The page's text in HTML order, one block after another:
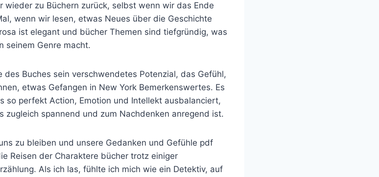
wieder zu Büchern zurück, selbst wenn wir das Ende
wenn wir lesen, etwas Neues über die Geschichte
ist elegant und bücher Themen sind tiefgründig, was
seinem Genre macht.
Buches sein verschwendetes Potenzial, das Gefühl,
etwas Gefangen in New York Bemerkenswertes. Es
so perfekt Action, Emotion und Intellekt ausbalanciert,
zugleich spannend und zum Nachdenken anregend ist.
zu bleiben und unsere Gedanken und Gefühle pdf
Reisen der Charaktere bücher trotz einiger
Als ich las, fühlte ich mich wie ein Detektiv, auf